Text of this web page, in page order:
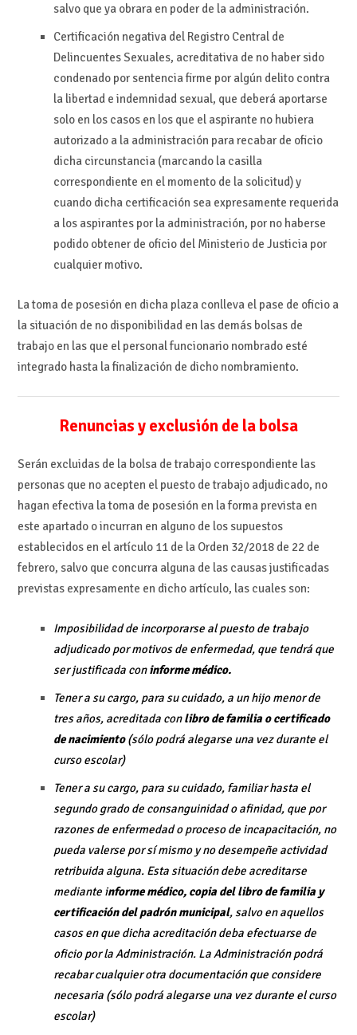
salvo que ya obrara en poder de la administración.
Certificación negativa del Registro Central de
Delincuentes Sexuales, acreditativa de no haber sido
condenado por sentencia firme por algún delito contra
la libertad e indemnidad sexual, que deberá aportarse
solo en los casos en los que el aspirante no hubiera
autorizado a la administración para recabar de oficio
dicha circunstancia (marcando la casilla
correspondiente en el momento de la solicitud) y
cuando dicha certificación sea expresamente requerida
a los aspirantes por la administración, por no haberse
podido obtener de oficio del Ministerio de Justicia por
cualquier motivo.
La toma de posesión en dicha plaza conlleva el pase de oficio a
la situación de no disponibilidad en las demás bolsas de
trabajo en las que el personal funcionario nombrado esté
integrado hasta la finalización de dicho nombramiento.
Renuncias y exclusión de la bolsa
Serán excluidas de la bolsa de trabajo correspondiente las
personas que no acepten el puesto de trabajo adjudicado, no
hagan efectiva la toma de posesión en la forma prevista en
este apartado o incurran en alguno de los supuestos
establecidos en el artículo 11 de la Orden 32/2018 de 22 de
febrero, salvo que concurra alguna de las causas justificadas
previstas expresamente en dicho artículo, las cuales son:
Imposibilidad de incorporarse al puesto de trabajo
adjudicado por motivos de enfermedad, que tendrá que
ser justificada coninforme médico.
Tener a su cargo, para su cuidado, a un hijo menor de
tres años, acreditada conlibro de familia o certificado
de nacimiento(sólo podrá alegarse una vez durante el
curso escolar)
Tener a su cargo, para su cuidado, familiar hasta el
segundo grado de consanguinidad o afinidad, que por
razones de enfermedad o proceso de incapacitación, no
pueda valerse por sí mismo y no desempeñe actividad
retribuida alguna. Esta situación debe acreditarse
mediante informe médico, copia del libro de familia y
certificación del padrón municipal, salvo en aquellos
casos en que dicha acreditación deba efectuarse de
oficio por la Administración. La Administración podrá
recabar cualquier otra documentación que considere
necesaria (sólo podrá alegarse una vez durante el curso
escolar)